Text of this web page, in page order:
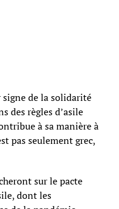
de la solidarité
des règles d’asile
à sa manière à
pas seulement grec,
sur le pacte
dont les